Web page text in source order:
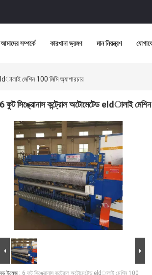
আমাদের সম্পর্কে কারখানা ভ্রমণ মান নিয়ন্ত্রণ
মেশিন 100 মিমি অ্যাপারচার
6 ফুট সিঙ্ক্রোনাস কন্ট্রোল অটোমেটেড eldালাই মেশিন
বড় ইমেজ : 6 ফুট সিঙ্ক্রোনাস কন্ট্রোল অটোমেটেড eldালাই মেশিন 100